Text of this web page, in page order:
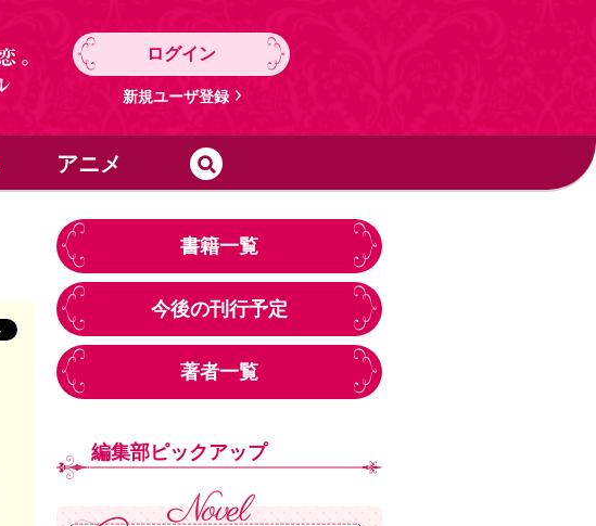
ログイン
新規ユーザ登録
アニメ
書籍一覧
今後の刊行予定
著者一覧
編集部ピックアップ